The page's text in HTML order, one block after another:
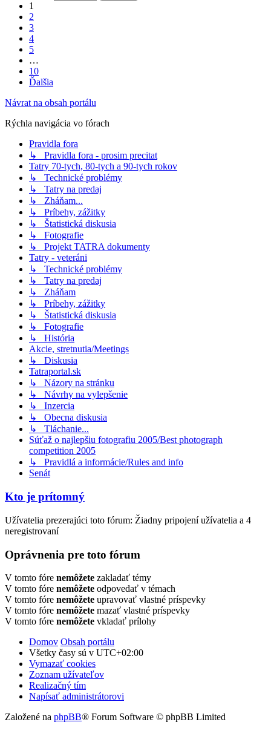
1
2
3
4
5
…
10
Ďalšia
Návrat na obsah portálu
Rýchla navigácia vo fórach
Pravidla fora
↳ Pravidla fora - prosim precitat
Tatry 70-tych, 80-tych a 90-tych rokov
↳ Technické problémy
↳ Tatry na predaj
↳ Zháňam...
↳ Príbehy, zážitky
↳ Štatistická diskusia
↳ Fotografie
↳ Projekt TATRA dokumenty
Tatry - veteráni
↳ Technické problémy
↳ Tatry na predaj
↳ Zháňam
↳ Príbehy, zážitky
↳ Štatistická diskusia
↳ Fotografie
↳ História
Akcie, stretnutia/Meetings
↳ Diskusia
Tatraportal.sk
↳ Názory na stránku
↳ Návrhy na vylepšenie
↳ Inzercia
↳ Obecna diskusia
↳ Tláchanie...
Súťaž o najlepšiu fotografiu 2005/Best photograph
competition 2005
↳ Pravidlá a informácie/Rules and info
Senát
Kto je prítomný
Užívatelia prezerajúci toto fórum: Žiadny pripojení užívatelia a 4
neregistrovaní
Oprávnenia pre toto fórum
V tomto fóre nemôžete zakladať témy
V tomto fóre nemôžete odpovedať v témach
V tomto fóre nemôžete upravovať vlastné príspevky
V tomto fóre nemôžete mazať vlastné príspevky
V tomto fóre nemôžete vkladať prílohy
Domov Obsah portálu
Všetky časy sú v UTC+02:00
Vymazať cookies
Zoznam užívateľov
Realizačný tím
Napísať administrátorovi
Založené na phpBB® Forum Software © phpBB Limited